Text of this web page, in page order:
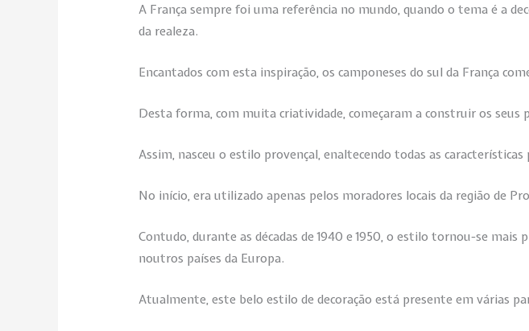
A França sempre foi uma referência no mundo, quando o tema é a
da realeza.
Encantados com esta inspiração, os camponeses do sul da França
Desta forma, com muita criatividade, começaram a construir os seus
Assim, nasceu o estilo provençal, enaltecendo todas as
No início, era utilizado apenas pelos moradores locais da região de
Contudo, durante as décadas de 1940 e 1950, o estilo tornou-se
noutros países da Europa.
Atualmente, este belo estilo de decoração está presente em várias